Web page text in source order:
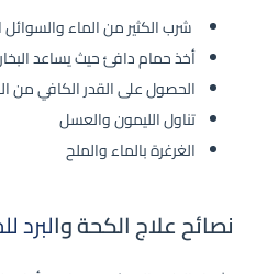
شرب الكثير من الماء والسوائل
أخذ حمام دافئ حيث يساعد
الحصول على القدر الكافي من
تناول الليمون والعسل
الغرغرة بالماء والملح
نصائح علاج الكحة والبرد